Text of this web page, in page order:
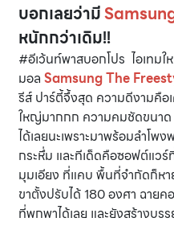
บอกเลยว่ามี
หนักกว่าเดิม!!
#อีเว้นท์พาสบอกโปร ไอเทมใ
มอล Samsung The
รีส์ ปาร์ตี้จึ้งสุด ความดีงามคือ
ใหญ่มากกก ความคมชัดขนาด
ได้เลยนะเพราะมาพร้อมลำโพ
กระหึ่ม และทีเด็ดคือซอฟต์แว
มุมเอียง ที่แคบ พื้นที่จำกัดก็ห
ขาตั้งปรับได้ 180 องศา ฉาย
ที่พกพาได้เลย และยังสร้างบ